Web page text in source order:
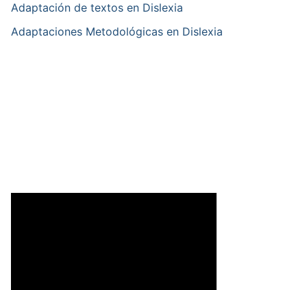
Adaptación de textos en Dislexia
Adaptaciones Metodológicas en Dislexia